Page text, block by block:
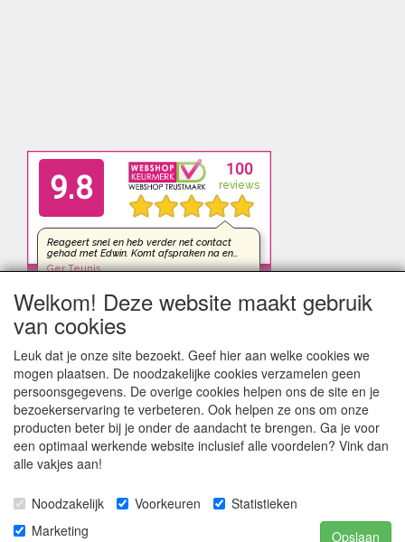
kleinezonnepanelen.nl | TIGER Offgrid Energy B.V. ©2012-
Welkom! Deze website maakt gebruik
van cookies
Leuk dat je onze site bezoekt. Geef hier aan welke cookies we
mogen plaatsen. De noodzakelijke cookies verzamelen geen
persoonsgegevens. De overige cookies helpen ons de site en je
bezoekerservaring te verbeteren. Ook helpen ze ons om onze
producten beter bij je onder de aandacht te brengen. Ga je voor
een optimaal werkende website inclusief alle voordelen? Vink dan
alle vakjes aan!
Noodzakelijk Voorkeuren
Statistieken
Marketing
Opslaan